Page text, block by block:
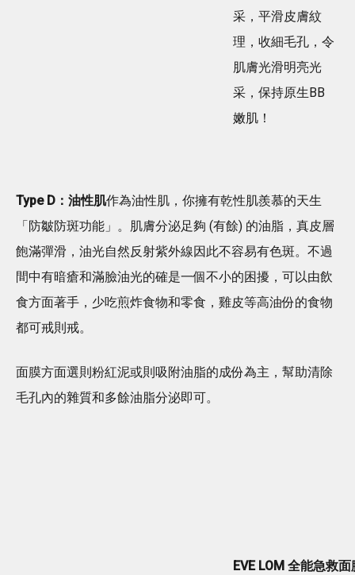
采，平滑皮膚紋
理，收細毛孔，令
肌膚光滑明亮光
采，保持原生BB
嫩肌！
Type D：油性肌作為油性肌，你擁有乾性肌羨慕的天生
「防皺防斑功能」。肌膚分泌足夠 (有餘) 的油脂，真皮層
飽滿彈滑，油光自然反射紫外線因此不容易有色斑。不過
間中有暗瘡和滿臉油光的確是一個不小的困擾，可以由飲
食方面著手，少吃煎炸食物和零食，雞皮等高油份的食物
都可戒則戒。
面膜方面選則粉紅泥或則吸附油脂的成份為主，幫助清除
毛孔內的雜質和多餘油脂分泌即可。
EVE LOM 全能急救面